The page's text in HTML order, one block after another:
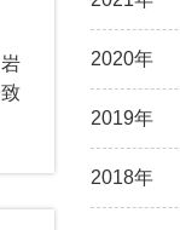
2020年
2019年
2018年